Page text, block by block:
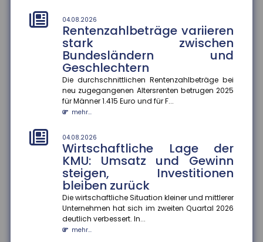
04.08.2026
Rentenzahlbeträge variieren
stark zwischen
Bundesländern und
Geschlechtern
Die durchschnittlichen Rentenzahlbeträge bei
neu zugegangenen Altersrenten betrugen 2025
für Männer 1.415 Euro und für F...
mehr...
04.08.2026
Wirtschaftliche Lage der
KMU: Umsatz und Gewinn
steigen, Investitionen
bleiben zurück
Die wirtschaftliche Situation kleiner und mittlerer
Unternehmen hat sich im zweiten Quartal 2026
deutlich verbessert. In...
mehr...
mehr...
01.08.2026
Passagierrechte auf Reisen
Verspätungen, ausgefallene Flüge oder verpasste
Anschlussverbindungen können den Sommerurlaub
schnell zum Albtraum mache...
mehr...
Durchschnittskosten für
Blitzschäden gestiegen
Die Zahl der Blitz- und Überspannungsschäden in
Deutschland ist zwar gesunken, dafür stiegen die
durchschnittlichen Sch...
mehr...
01.08.2026
Kennzeichnungspflicht für KI-